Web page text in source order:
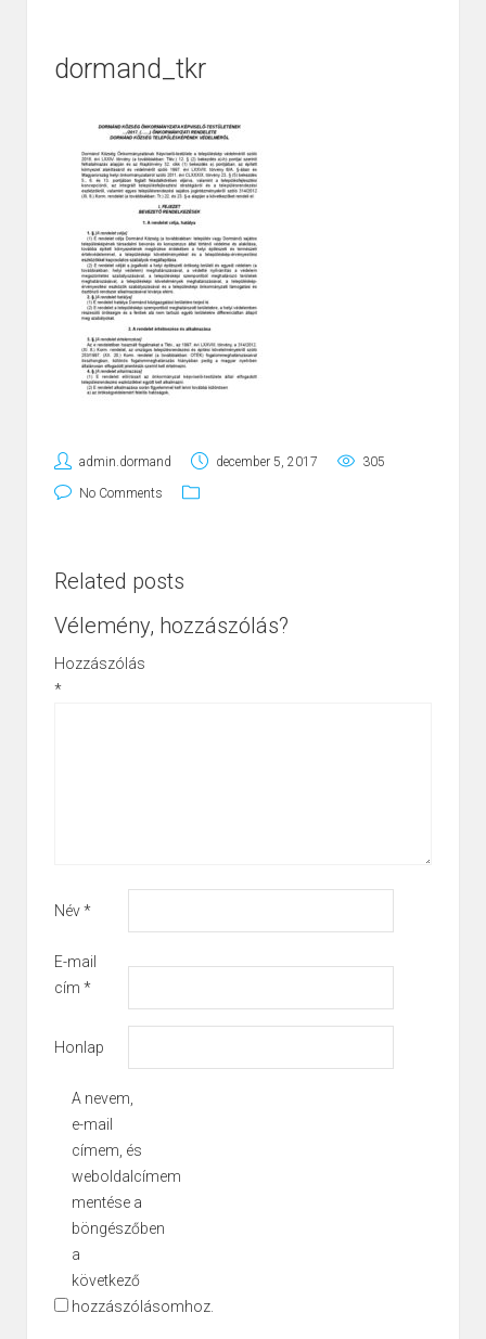
dormand_tkr
admin.dormand december 5, 2017 305
No Comments
Related posts
Vélemény, hozzászólás?
Hozzászólás
*
Név*
E-mail
cím *
Honlap
A nevem,
e-mail
címem, és
weboldalcímem
mentése a
böngészőben
a
következő
hozzászólásomhoz.